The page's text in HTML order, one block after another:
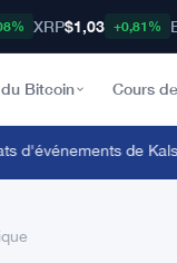
XRP$1,03 +0,81%
Bitcoin Cours
de Kalshi